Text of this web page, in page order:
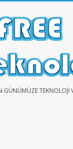
GÜNÜMÜZE TEKNOLOJI